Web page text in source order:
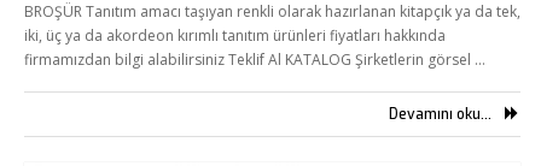
BROŞÜR Tanıtım amacı taşıyan renkli olarak hazırlanan kitapçık ya da tek,
iki, üç ya da akordeon kırımlı tanıtım ürünleri fiyatları hakkında
firmamızdan bilgi alabilirsiniz Teklif Al KATALOG Şirketlerin görsel …
Devamını oku...